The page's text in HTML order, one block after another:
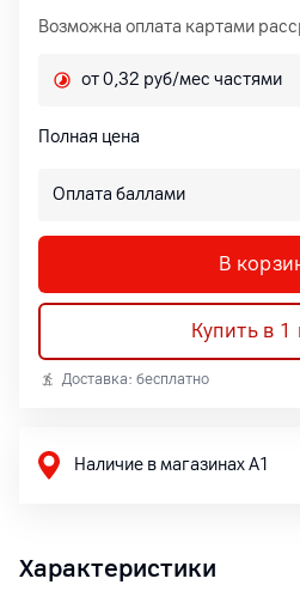
Возможна оплата картами
от 0,32 руб/мес частями
Полная цена
Оплата баллами
В
Купить в 1
Доставка: бесплатно
Наличие в магазинах А1
Характеристики